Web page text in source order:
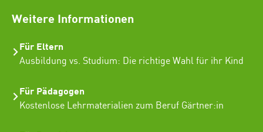
Weitere Informationen
Für Eltern
Ausbildung vs. Studium: Die richtige Wahl für ihr Kind
Für Pädagogen
Kostenlose Lehrmaterialien zum Beruf Gärtner:in